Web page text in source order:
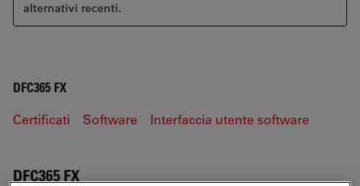
alternativi recenti.
DFC365 FX
Certificati Software Interfaccia utente software
DFC365 FX